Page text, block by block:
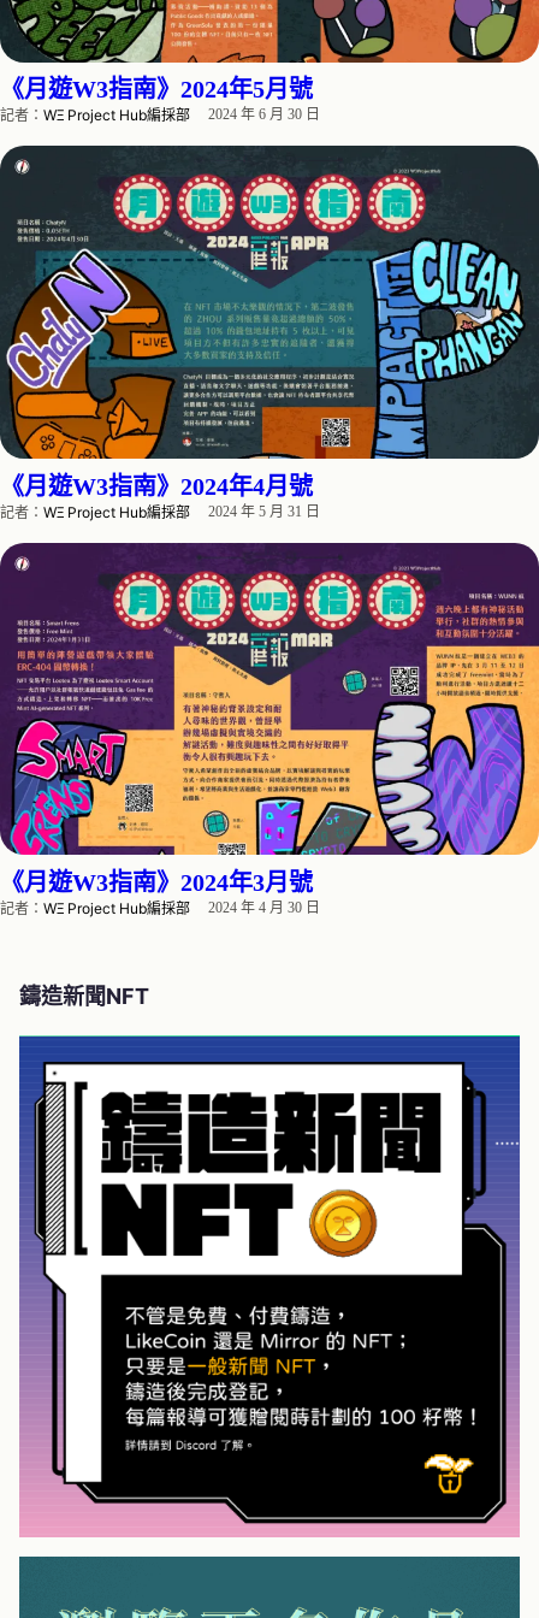
《月遊W3指南》2024年5月號
記者： WΞ Project Hub編採部 2024 年 6 月 30 日
《月遊W3指南》2024年4月號
記者： WΞ Project Hub編採部 2024 年 5 月 31 日
《月遊W3指南》2024年3月號
記者： WΞ Project Hub編採部 2024 年 4 月 30 日
鑄造新聞NFT